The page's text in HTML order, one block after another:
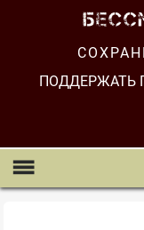
ПОДДЕРЖАТЬ